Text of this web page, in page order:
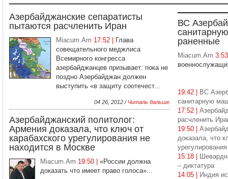
Азербайджанские сепаратисты
пытаются расчленить Иран
Miacum.Am 17:52 |
Глава
совещательного меджлиса
Всемирного конгресса
азербайджанцев призывает: пока не
поздно Азербайджан должен
выступить «в защиту соотечест...
04 26, 2012 / Читаль дальше
Азербайджанский политолог:
Армения доказала, что ключ от
карабахского урегулирования не
находится в Москве
Miacum.Am 19:50 | «России должна
доказать что имеет право голоса»...
ВС
раненные
Miacum.Am
19:42 |
ВС
санитарную
17:52 |
расчленить
19:50 |
доказала, что
15:18 |
– диктатура
14:05 |
Индия